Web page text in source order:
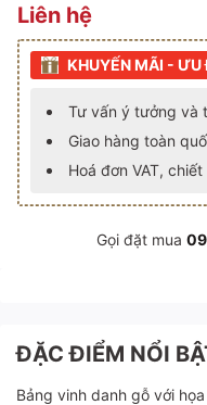
Liên hệ
KHUYẾN MÃI - ƯU
Tư vấn ý tưởng và
Giao hàng toàn
Hoá đơn VAT,
Gọi đặt mua
ĐẶC ĐIỂM NỔI
Bảng vinh danh gỗ với